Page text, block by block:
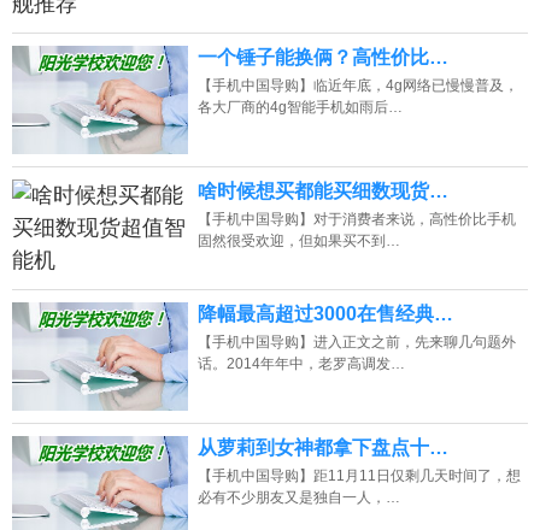
一个锤子能换俩？高性价比…
【手机中国导购】临近年底，4g网络已慢慢普及，
各大厂商的4g智能手机如雨后…
啥时候想买都能买细数现货…
【手机中国导购】对于消费者来说，高性价比手机
固然很受欢迎，但如果买不到…
降幅最高超过3000在售经典…
【手机中国导购】进入正文之前，先来聊几句题外
话。2014年年中，老罗高调发…
从萝莉到女神都拿下盘点十…
【手机中国导购】距11月11日仅剩几天时间了，想
必有不少朋友又是独自一人，…